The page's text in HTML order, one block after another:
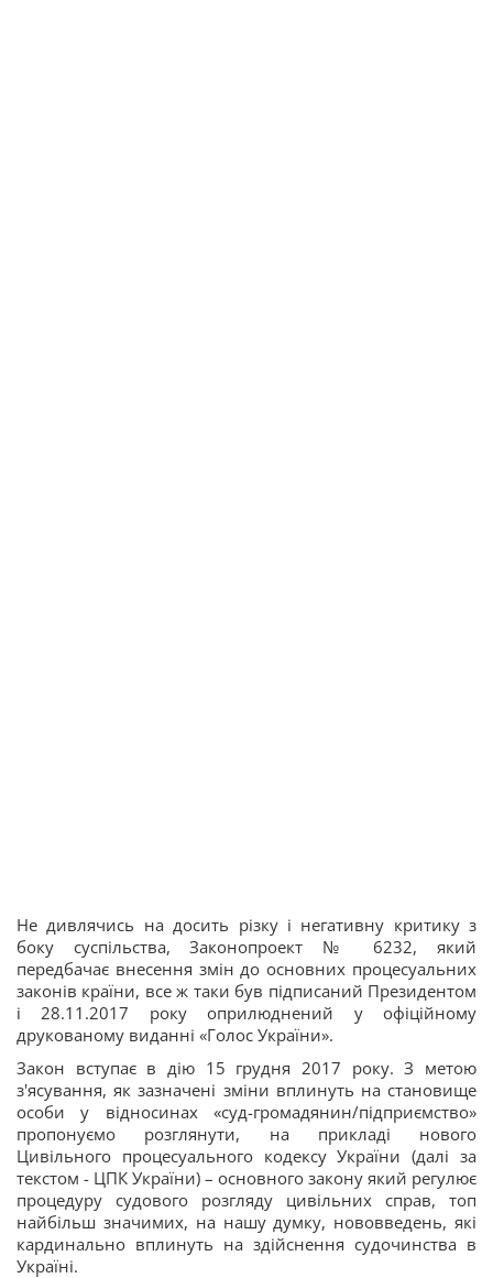
Не дивлячись на досить різку і негативну критику з
боку суспільства, Законопроект № 6232, який
передбачає внесення змін до основних процесуальних
законів країни, все ж таки був підписаний Президентом
і 28.11.2017 року оприлюднений у офіційному
друкованому виданні «Голос України».
Закон вступає в дію 15 грудня 2017 року. З метою
з'ясування, як зазначені зміни вплинуть на становище
особи у відносинах «суд-громадянин/підприємство»
пропонуємо розглянути, на прикладі нового
Цивільного процесуального кодексу України (далі за
текстом - ЦПК України) – основного закону який регулює
процедуру судового розгляду цивільних справ, топ
найбільш значимих, на нашу думку, нововведень, які
кардинально вплинуть на здійснення судочинства в
Україні.